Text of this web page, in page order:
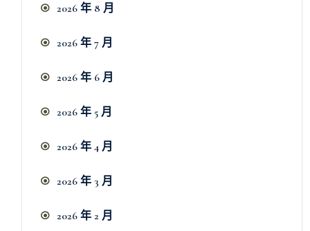
2026 年 8 月
2026 年 7 月
2026 年 6 月
2026 年 5 月
2026 年 4 月
2026 年 3 月
2026 年 2 月